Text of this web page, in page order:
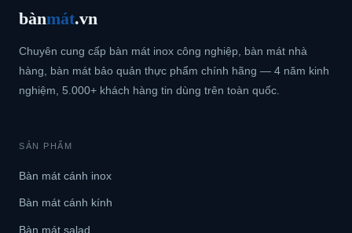
bànmát.vn
Chuyên cung cấp bàn mát inox công nghiệp, bàn mát nhà
hàng, bàn mát bảo quản thực phẩm chính hãng — 4 năm kinh
nghiệm, 5.000+ khách hàng tin dùng trên toàn quốc.
SẢN PHẨM
Bàn mát cánh inox
Bàn mát cánh kính
Bàn mát salad